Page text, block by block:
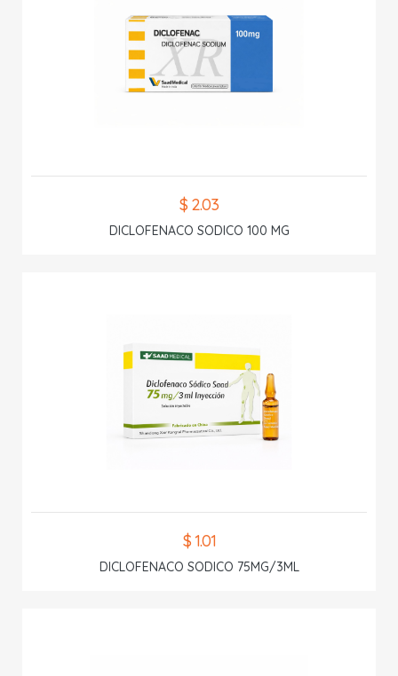
$ 2.03
DICLOFENACO SODICO 100 MG
$ 1.01
DICLOFENACO SODICO 75MG/3ML